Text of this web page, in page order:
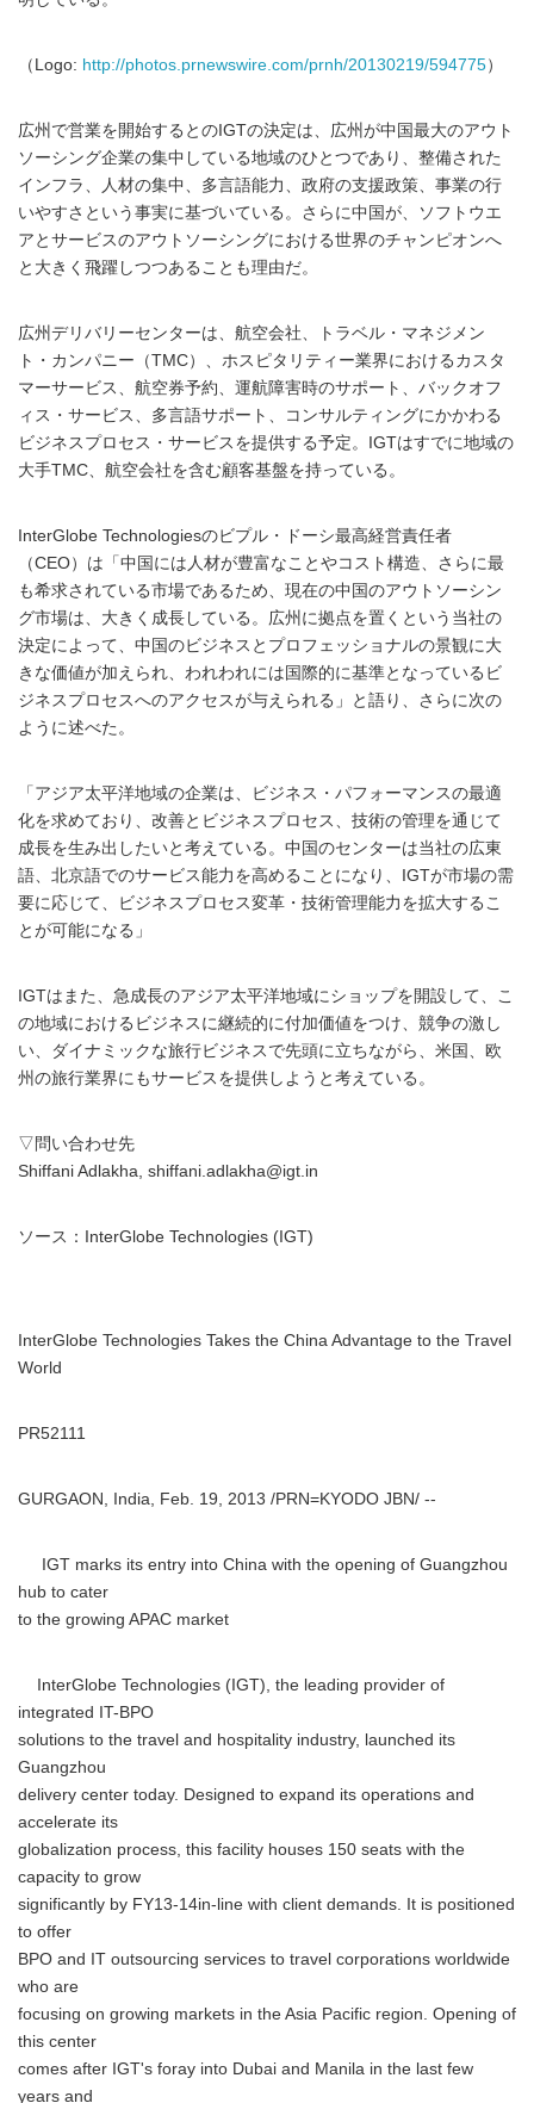
（Logo: http://photos.prnewswire.com/prnh/20130219/594775）
広州で営業を開始するとのIGTの決定は、広州が中国最大のアウト
ソーシング企業の集中している地域のひとつであり、整備された
インフラ、人材の集中、多言語能力、政府の支援政策、事業の行
いやすさという事実に基づいている。さらに中国が、ソフトウエ
アとサービスのアウトソーシングにおける世界のチャンピオンへ
と大きく飛躍しつつあることも理由だ。
広州デリバリーセンターは、航空会社、トラベル・マネジメン
ト・カンパニー（TMC）、ホスピタリティー業界におけるカスタ
マーサービス、航空券予約、運航障害時のサポート、バックオフ
ィス・サービス、多言語サポート、コンサルティングにかかわる
ビジネスプロセス・サービスを提供する予定。IGTはすでに地域の
大手TMC、航空会社を含む顧客基盤を持っている。
InterGlobe Technologiesのビプル・ドーシ最高経営責任者
（CEO）は「中国には人材が豊富なことやコスト構造、さらに最
も希求されている市場であるため、現在の中国のアウトソーシン
グ市場は、大きく成長している。広州に拠点を置くという当社の
決定によって、中国のビジネスとプロフェッショナルの景観に大
きな価値が加えられ、われわれには国際的に基準となっているビ
ジネスプロセスへのアクセスが与えられる」と語り、さらに次の
ように述べた。
「アジア太平洋地域の企業は、ビジネス・パフォーマンスの最適
化を求めており、改善とビジネスプロセス、技術の管理を通じて
成長を生み出したいと考えている。中国のセンターは当社の広東
語、北京語でのサービス能力を高めることになり、IGTが市場の需
要に応じて、ビジネスプロセス変革・技術管理能力を拡大するこ
とが可能になる」
IGTはまた、急成長のアジア太平洋地域にショップを開設して、こ
の地域におけるビジネスに継続的に付加価値をつけ、競争の激し
い、ダイナミックな旅行ビジネスで先頭に立ちながら、米国、欧
州の旅行業界にもサービスを提供しようと考えている。
▽問い合わせ先
Shiffani Adlakha, shiffani.adlakha@igt.in
ソース：InterGlobe Technologies (IGT)
InterGlobe Technologies Takes the China Advantage to the Travel
World
PR52111
GURGAON, India, Feb. 19, 2013 /PRN=KYODO JBN/ --
IGT marks its entry into China with the opening of Guangzhou
hub to cater
to the growing APAC market
InterGlobe Technologies (IGT), the leading provider of
integrated IT-BPO
solutions to the travel and hospitality industry, launched its
Guangzhou
delivery center today. Designed to expand its operations and
accelerate its
globalization process, this facility houses 150 seats with the
capacity to grow
significantly by FY13-14in-line with client demands. It is positioned
to offer
BPO and IT outsourcing services to travel corporations worldwide
who are
focusing on growing markets in the Asia Pacific region. Opening of
this center
comes after IGT's foray into Dubai and Manila in the last few
years and